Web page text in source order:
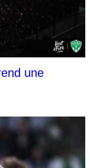
une